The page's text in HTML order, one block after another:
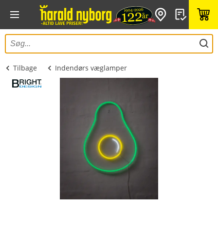
Tilbage Indendørs væglamper